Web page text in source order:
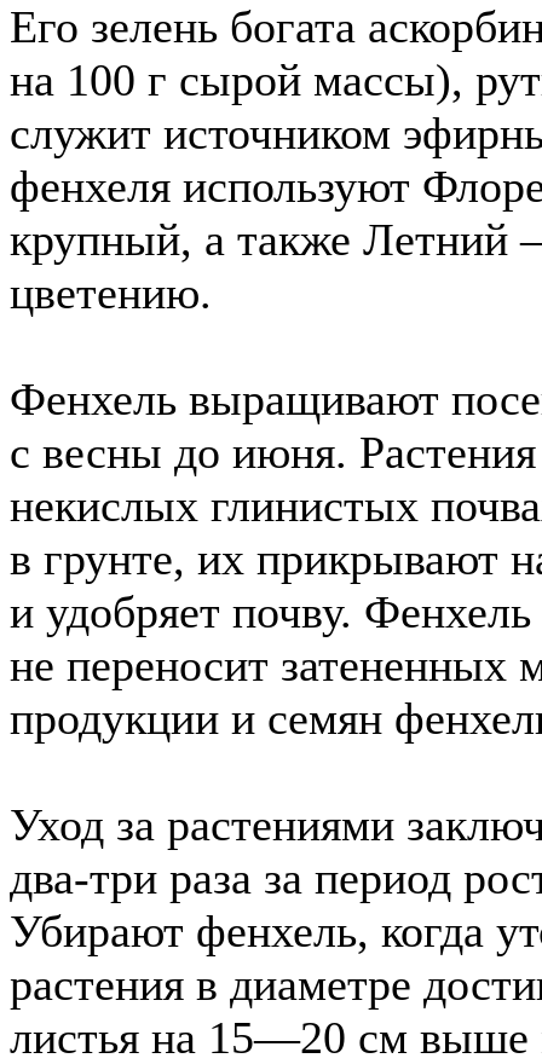
Его зелень богата
на 100 г сырой массы),
служит источником
фенхеля используют
крупный, а также Летний
цветению.
Фенхель выращивают
с весны до июня.
некислых глинистых
в грунте, их прикрывают
и удобряет почву.
не переносит затененных
продукции и семян
Уход за растениями
два-три раза за период
Убирают фенхель, когда
растения в диаметре
листья на 15—20 см выше